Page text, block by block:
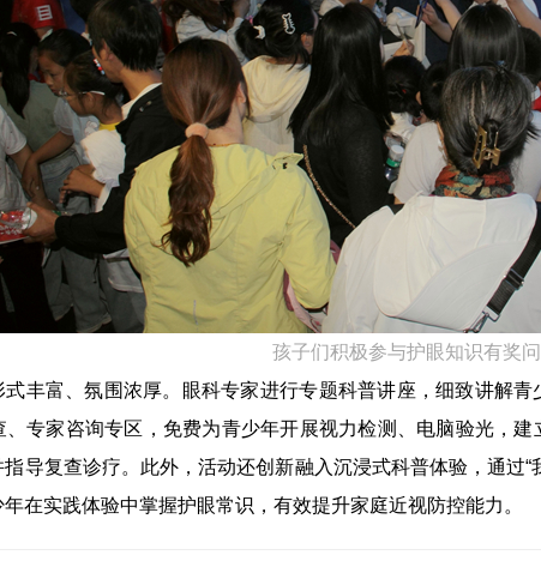
孩子们积极参与护眼知识有奖
式丰富、氛围浓厚。眼科专家进行专题科普讲座，细致讲解
、专家咨询专区，免费为青少年开展视力检测、电脑验光，
导复查诊疗。此外，活动还创新融入沉浸式科普体验，通过
在实践体验中掌握护眼常识，有效提升家庭近视防控能力。